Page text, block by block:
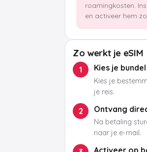
roamingkosten.
en activeer hem
Zo werkt je eSIM
1 Kies je bundel
Kies je
je reis.
2 Ontvang
Na betaling
naar je e-mail.